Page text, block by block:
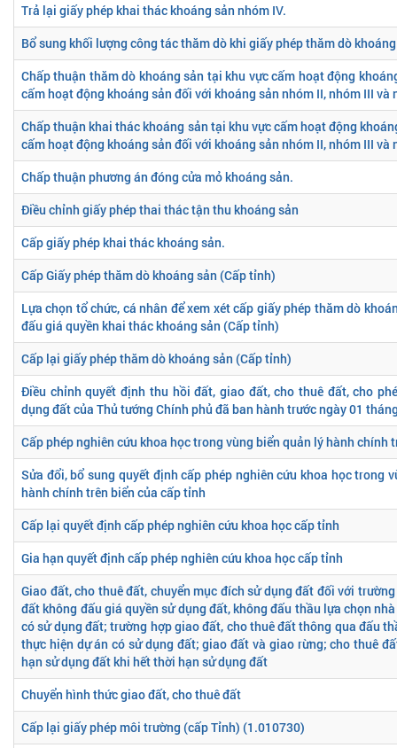
Trả lại giấy phép khai thác khoáng sản nhóm IV.
Bổ sung khối lượng công tác thăm dò khi giấy phép thăm dò
Chấp thuận thăm dò khoáng sản tại khu vực cấm hoạt động
cấm hoạt động khoáng sản đối với khoáng sản nhóm II, nhóm III và
Chấp thuận khai thác khoáng sản tại khu vực cấm hoạt động
cấm hoạt động khoáng sản đối với khoáng sản nhóm II, nhóm III và
Chấp thuận phương án đóng cửa mỏ khoáng sản.
Điều chỉnh giấy phép thai thác tận thu khoáng sản
Cấp giấy phép khai thác khoáng sản.
Cấp Giấy phép thăm dò khoáng sản (Cấp tỉnh)
Lựa chọn tổ chức, cá nhân để xem xét cấp giấy phép thăm dò
đấu giá quyền khai thác khoáng sản (Cấp tỉnh)
Cấp lại giấy phép thăm dò khoáng sản (Cấp tỉnh)
Điều chỉnh quyết định thu hồi đất, giao đất, cho thuê đất, cho
dụng đất của Thủ tướng Chính phủ đã ban hành trước ngày 01
Cấp phép nghiên cứu khoa học trong vùng biển quản lý hành chính
Sửa đổi, bổ sung quyết định cấp phép nghiên cứu khoa học trong
hành chính trên biển của cấp tỉnh
Cấp lại quyết định cấp phép nghiên cứu khoa học cấp tỉnh
Gia hạn quyết định cấp phép nghiên cứu khoa học cấp tỉnh
Giao đất, cho thuê đất, chuyển mục đích sử dụng đất đối với
đất không đấu giá quyền sử dụng đất, không đấu thầu lựa chọn
có sử dụng đất; trường hợp giao đất, cho thuê đất thông qua đấu
thực hiện dự án có sử dụng đất; giao đất và giao rừng; cho thuê
hạn sử dụng đất khi hết thời hạn sử dụng đất
Chuyển hình thức giao đất, cho thuê đất
Cấp lại giấy phép môi trường (cấp Tỉnh) (1.010730)